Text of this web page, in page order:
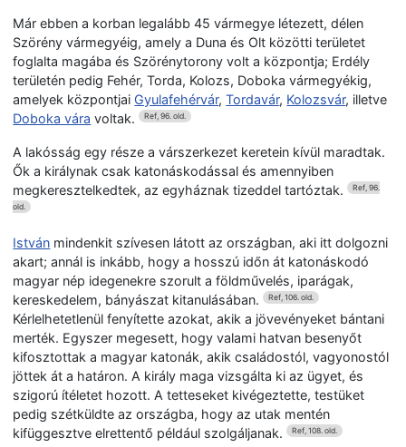
Már ebben a korban legalább 45 vármegye létezett, délen
Szörény vármegyéig, amely a Duna és Olt közötti területet
foglalta magába és Szörénytorony volt a központja; Erdély
területén pedig Fehér, Torda, Kolozs, Doboka vármegyékig,
amelyek központjaiGyulafehérvár,Tordavár, Kolozsvár, illetve
Doboka vára voltak. Ref, 96. old.
A lakósság egy része a várszerkezet keretein kívül maradtak.
Ők a királynak csak katonáskodással és amennyiben
megkeresztelkedtek, az egyháznak tizeddel tartóztak. Ref, 96.
old.
István mindenkit szívesen látott az országban, aki itt dolgozni
akart; annál is inkább, hogy a hosszú időn át katonáskodó
magyar nép idegenekre szorult a földművelés, iparágak,
kereskedelem, bányászat kitanulásában. Ref, 106. old.
Kérlelhetetlenül fenyítette azokat, akik a jövevényeket bántani
merték. Egyszer megesett, hogy valami hatvan besenyőt
kifosztottak a magyar katonák, akik családostól, vagyonostól
jöttek át a határon. A király maga vizsgálta ki az ügyet, és
szigorú ítéletet hozott. A tetteseket kivégeztette, testüket
pedig szétküldte az országba, hogy az utak mentén
kifüggesztve elrettentő például szolgáljanak. Ref, 108. old.